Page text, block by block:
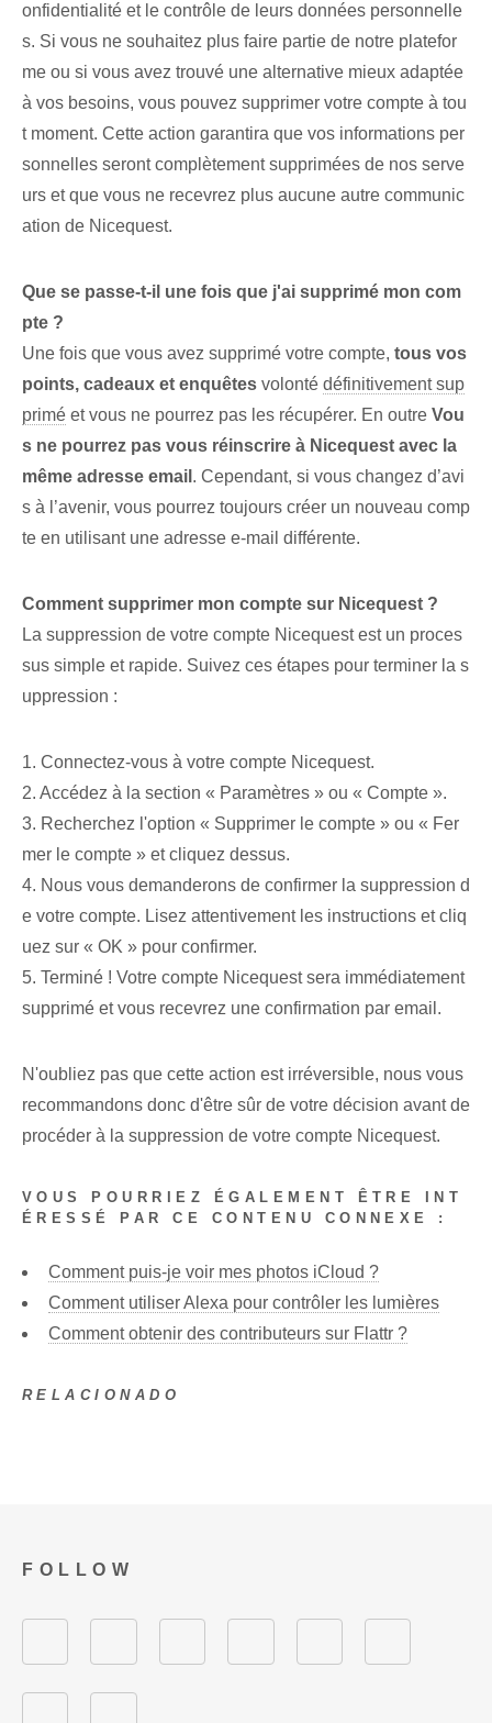
onfidentialité et le contrôle de leurs données personnelle
s. Si vous ne souhaitez plus faire partie de notre platefor
me ou si vous avez trouvé une alternative mieux adaptée
à vos besoins, vous pouvez supprimer votre compte à tou
t moment. ‌Cette⁢ action garantira que vos informations per
sonnelles seront complètement supprimées de nos serve
urs et que vous ne recevrez plus aucune autre communic
ation de Nicequest.
Que se passe-t-il une fois que j'ai supprimé mon com
pte ?
Une fois que vous avez supprimé votre compte, tous vos
points, cadeaux et enquêtes volonté définitivement sup
primé et vous ne pourrez pas les récupérer. En outre Vou
s ne pourrez pas vous réinscrire à Nicequest avec la
même adresse email . Cependant, si vous changez d’avi
s à l’avenir, vous pourrez toujours créer un nouveau comp
te en utilisant une adresse e-mail différente.
Comment supprimer mon compte sur Nicequest ?
La suppression de votre compte Nicequest est un proces
sus simple et rapide. ⁣Suivez ces étapes pour terminer la s
uppression :
1. Connectez-vous à votre compte Nicequest.
2. Accédez à la section « Paramètres » ou « Compte ».
3.⁤ Recherchez l'option « Supprimer le compte » ou « Fer
mer le compte » et cliquez dessus.
4. Nous vous demanderons de confirmer la suppression d
e votre compte. Lisez attentivement les instructions et cliq
uez sur « OK »⁣ pour confirmer.
5.⁢ Terminé !⁤ Votre compte Nicequest sera immédiatement
supprimé et vous recevrez une confirmation par email.
N'oubliez pas que cette action est irréversible, nous vous
recommandons donc d'être sûr de votre décision avant de
procéder à la suppression de votre compte Nicequest.
VOUS POURRIEZ ÉGALEMENT ÊTRE INT
ÉRESSÉ PAR CE CONTENU CONNEXE :
Comment puis-je voir mes photos iCloud ?
Comment utiliser Alexa pour contrôler les lumières
Comment obtenir des contributeurs sur Flattr ?
RELACIONADO
FOLLOW